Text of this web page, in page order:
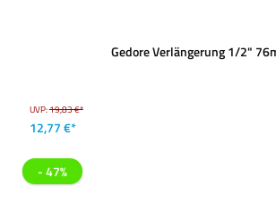
Gedore Verlängerung 1/2"
UVP:19,83 €*
12,77 €*
- 47%